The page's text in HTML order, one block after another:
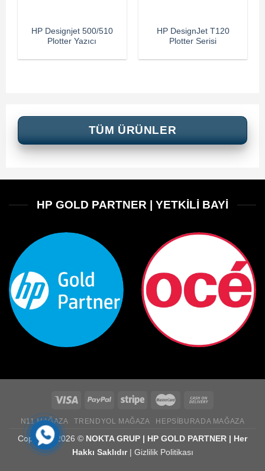
HP Designjet 500/510
Plotter Yazıcı
HP DesignJet T120
Plotter Serisi
TÜM ÜRÜNLER
HP GOLD PARTNER | YETKİLİ BAYİ
N11 MAĞAZA TRENDYOL MAĞAZA HEPSIBURADA MAĞAZA
Copyright 2026 © NOKTA GRUP | HP GOLD PARTNER | Her
Hakkı Saklıdır| Gizlilik Politikası